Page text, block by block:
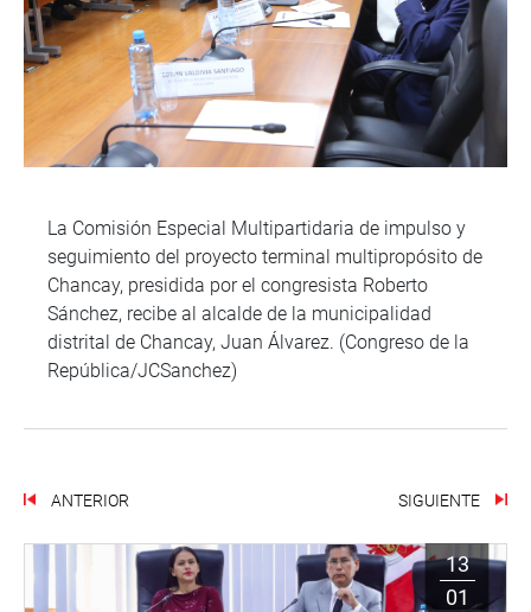
La Comisión Especial Multipartidaria de impulso y
seguimiento del proyecto terminal multipropósito de
Chancay, presidida por el congresista Roberto
Sánchez, recibe al alcalde de la municipalidad
distrital de Chancay, Juan Álvarez. (Congreso de la
República/JCSanchez)
ANTERIOR SIGUIENTE
13
01